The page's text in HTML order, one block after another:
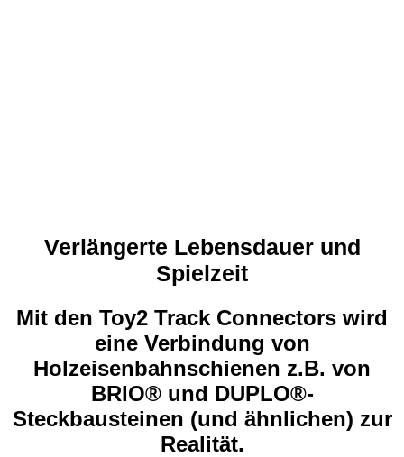
Verlängerte Lebensdauer und
Spielzeit
Mit den Toy2 Track Connectors wird
eine Verbindung von
Holzeisenbahnschienen z.B. von
BRIO® und DUPLO®-
Steckbausteinen (und ähnlichen) zur
Realität.